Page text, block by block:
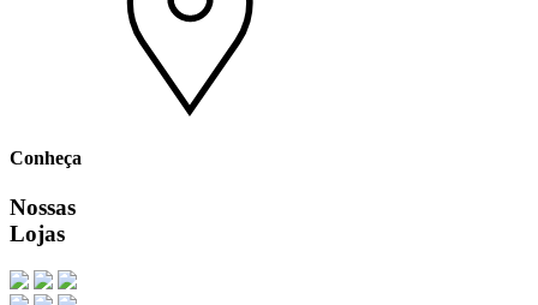
Conheça
Nossas
Lojas